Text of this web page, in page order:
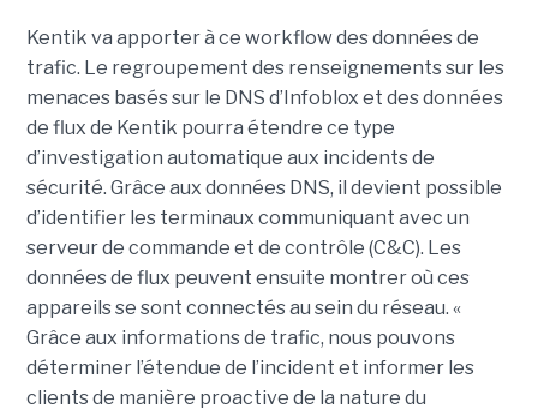
Kentik va apporter à ce workflow des données de
trafic. Le regroupement des renseignements sur les
menaces basés sur le DNS d’Infoblox et des données
de flux de Kentik pourra étendre ce type
d’investigation automatique aux incidents de
sécurité. Grâce aux données DNS, il devient possible
d’identifier les terminaux communiquant avec un
serveur de commande et de contrôle (C&C). Les
données de flux peuvent ensuite montrer où ces
appareils se sont connectés au sein du réseau. «
Grâce aux informations de trafic, nous pouvons
déterminer l’étendue de l’incident et informer les
clients de manière proactive de la nature du